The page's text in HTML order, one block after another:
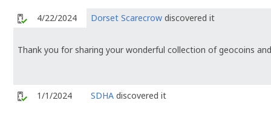
4/22/2024 Dorset Scarecrow discovered it
Thank you for sharing your wonderful collection of geocoins
1/1/2024 SDHA discovered it